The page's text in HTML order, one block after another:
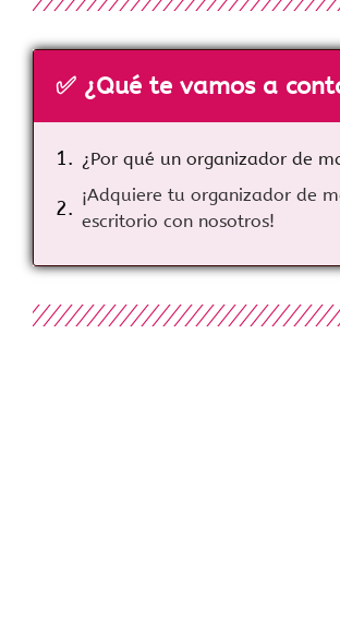
✅ ¿Qué te vamos a
¿Por qué un organizador de
¡Adquiere tu organizador de
escritorio con nosotros!